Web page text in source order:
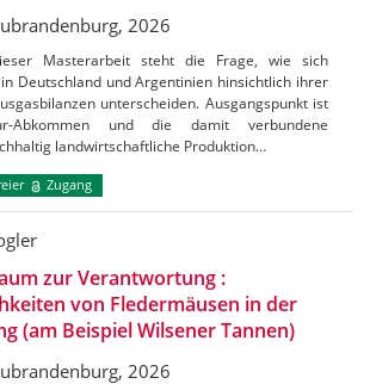
2026
Masterarbeit steht die Frage, wie sich
Deutschland und Argentinien hinsichtlich ihrer
unterscheiden. Ausgangspunkt ist
Abkommen und die damit verbundene
landwirtschaftliche Produktion…
Zugang
zur Verantwortung :
von Fledermäusen in der
(am Beispiel Wilsener Tannen)
2026